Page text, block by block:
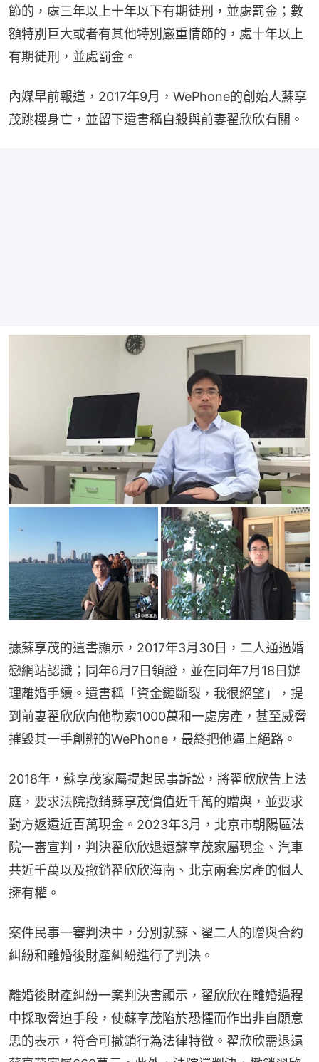
節的，處三年以上十年以下有期徒刑，並處罰金；數
額特別巨大或者有其他特別嚴重情節的，處十年以上
有期徒刑，並處罰金。
內媒早前報道，2017年9月，WePhone的創始人蘇享
茂跳樓身亡，並留下遺書稱自殺與前妻翟欣欣有關。
據蘇享茂的遺書顯示，2017年3月30日，二人通過婚
戀網站認識；同年6月7日領證，並在同年7月18日辦
理離婚手續。遺書稱「資金鏈斷裂，我很絕望」，提
到前妻翟欣欣向他勒索1000萬和一處房產，甚至威脅
摧毀其一手創辦的WePhone，最終把他逼上絕路。
2018年，蘇享茂家屬提起民事訴訟，將翟欣欣告上法
庭，要求法院撤銷蘇享茂價值近千萬的贈與，並要求
對方返還近百萬現金。2023年3月，北京市朝陽區法
院一審宣判，判決翟欣欣退還蘇享茂家屬現金、汽車
共近千萬以及撤銷翟欣欣海南、北京兩套房產的個人
擁有權。
案件民事一審判決中，分別就蘇、翟二人的贈與合約
糾紛和離婚後財產糾紛進行了判決。
離婚後財產糾紛一案判決書顯示，翟欣欣在離婚過程
中採取脅迫手段，使蘇享茂陷於恐懼而作出非自願意
思的表示，符合可撤銷行為法律特徵。翟欣欣需退還